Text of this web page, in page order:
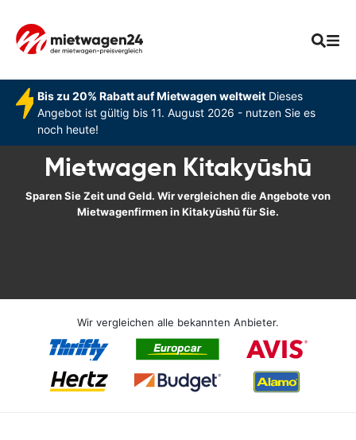
Bis zu 20% Rabatt auf Mietwagen weltweitDieses
Angebot ist gültig bis 11. August 2026 - nutzen Sie es
noch heute!
Mietwagen Kitakyūshū
Sparen Sie Zeit und Geld. Wir vergleichen die Angebote von
Mietwagenfirmen in Kitakyūshū für Sie.
Wir vergleichen alle bekannten Anbieter.